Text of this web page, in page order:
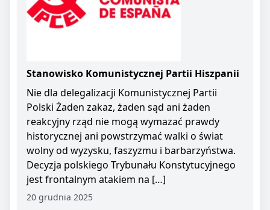
Stanowisko Komunistycznej Partii Hiszpanii
Nie dla delegalizacji Komunistycznej Partii
Polski Żaden zakaz, żaden sąd ani żaden
reakcyjny rząd nie mogą wymazać prawdy
historycznej ani powstrzymać walki o świat
wolny od wyzysku, faszyzmu i barbarzyństwa.
Decyzja polskiego Trybunału Konstytucyjnego
jest frontalnym atakiem na […]
20 grudnia 2025